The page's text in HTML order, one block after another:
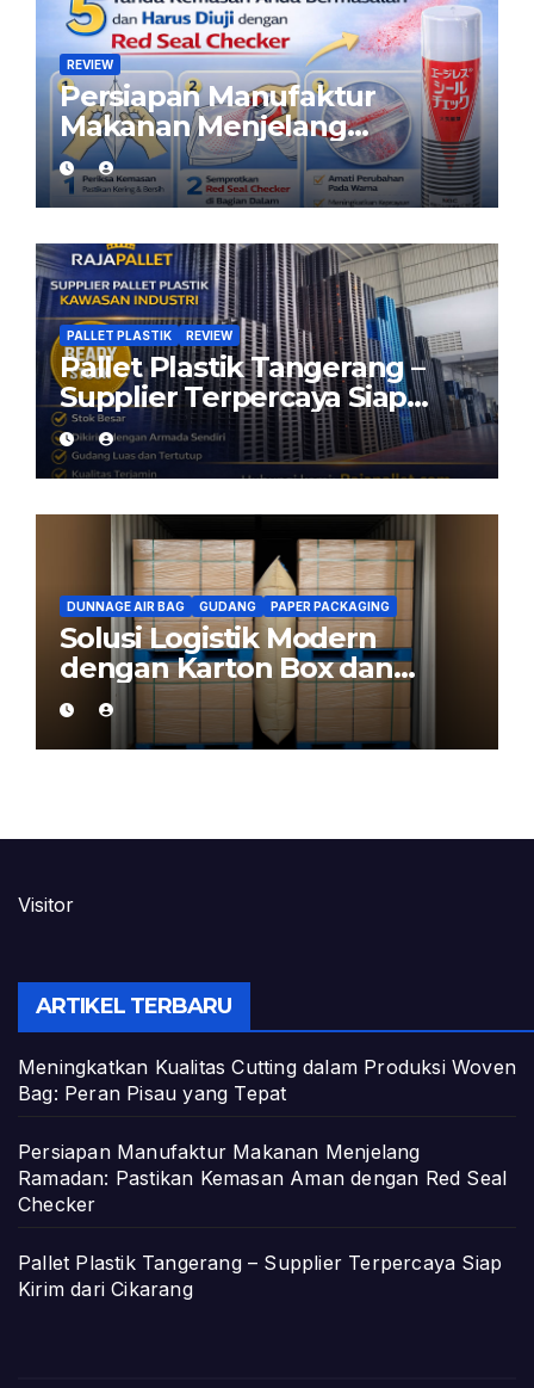
REVIEW
Persiapan Manufaktur
Makanan Menjelang
Ramadan: Pastikan Kemasan
Aman dengan Red Seal
Checker
PALLET PLASTIK REVIEW
Pallet Plastik Tangerang –
Supplier Terpercaya Siap
Kirim dari Cikarang
DUNNAGE AIR BAG GUDANG PAPER PACKAGING
Solusi Logistik Modern
dengan Karton Box dan
Dunnage Air Bag
Visitor
ARTIKEL TERBARU
Meningkatkan Kualitas Cutting dalam Produksi Woven
Bag: Peran Pisau yang Tepat
Persiapan Manufaktur Makanan Menjelang
Ramadan: Pastikan Kemasan Aman dengan Red Seal
Checker
Pallet Plastik Tangerang – Supplier Terpercaya Siap
Kirim dari Cikarang